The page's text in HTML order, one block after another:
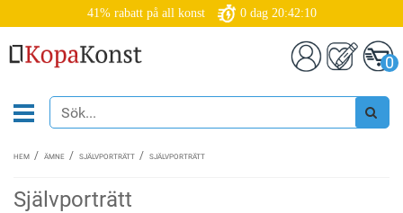
41% rabatt på all konst 0 dag 20:42:10
0
HEM ÄMNE SJÄLVPORTRÄTT SJÄLVPORTRÄTT
Självporträtt